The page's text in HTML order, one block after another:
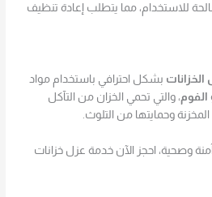
للاستخدام، مما يتطلب إعادة تنظيف
الخزانات بشكل احترافي باستخدام مواد
الفوم ، والتي تحمي الخزان من التآكل
وحمايتها من التلوث.
وصحية، احجز الآن خدمة عزل خزانات